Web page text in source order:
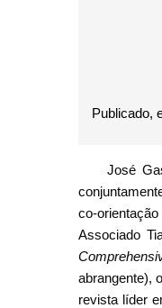
Publicado,
José
co-
Associado
abrangente),
revista líder